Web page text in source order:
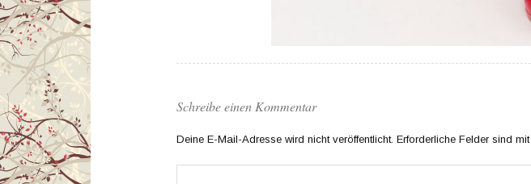
Schreibe einen Kommentar
Deine E-Mail-Adresse wird nicht veröffentlicht. Erforderliche Felder sind mit